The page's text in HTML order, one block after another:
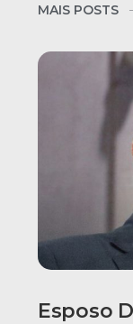
MAIS POSTS
Esposo